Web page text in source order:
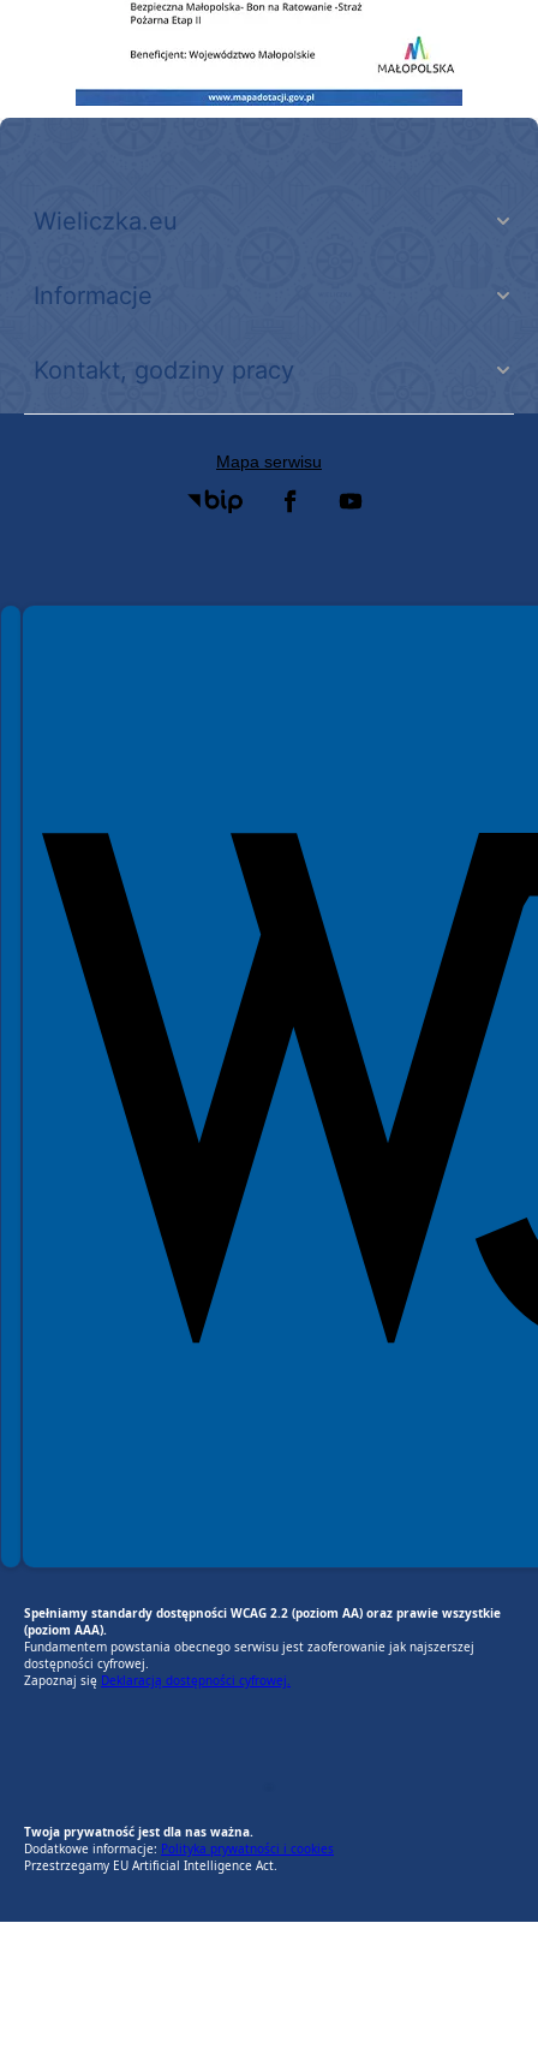
Wieliczka.eu
Informacje
Kontakt, godziny pracy
Mapa serwisu
Spełniamy standardy WCAG 2.2
Spełniamy standardy W3C
Spełniamy standardy dostępności WCAG 2.2 (poziom AA) oraz prawie wszystkie
(poziom AAA).
Fundamentem powstania obecnego serwisu jest zaoferowanie jak najszerszej
dostępności cyfrowej.
Zapoznaj się Deklaracją dostępności cyfrowej.
Twoja prywatność jest dla nas ważna.
Dodatkowe informacje: Polityka prywatności i cookies
Przestrzegamy EU Artificial Intelligence Act.